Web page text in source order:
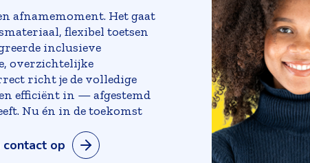
afnamemoment. Het gaat
flexibel toetsen
inclusieve
overzichtelijke
richt je de volledige
efficiënt in — afgestemd
Nu én in de toekomst
contact op